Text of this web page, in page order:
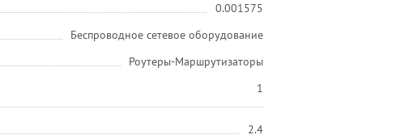
0.001575
Беспроводное сетевое оборудование
Роутеры-Маршрутизаторы
1
2.4